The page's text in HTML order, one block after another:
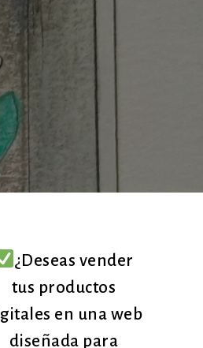
¿Deseas vender
tus productos
en una web
diseñada para